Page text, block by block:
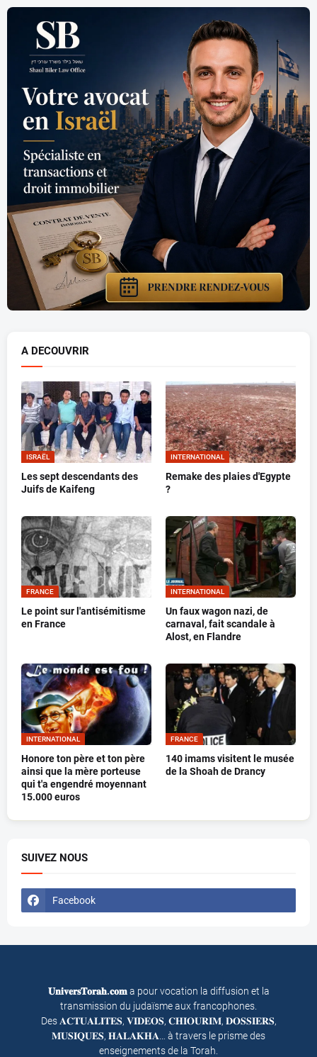
A DECOUVRIR
ISRAËL
Les sept descendants des
Juifs de Kaifeng
INTERNATIONAL
Remake des plaies d'Egypte
?
FRANCE
Le point sur l'antisémitisme
en France
INTERNATIONAL
Un faux wagon nazi, de
carnaval, fait scandale à
Alost, en Flandre
INTERNATIONAL
Honore ton père et ton père
ainsi que la mère porteuse
qui t'a engendré moyennant
15.000 euros
FRANCE
140 imams visitent le musée
de la Shoah de Drancy
SUIVEZ NOUS
Facebook
𝐔𝐧𝐢𝐯𝐞𝐫𝐬𝐓𝐨𝐫𝐚𝐡.𝐜𝐨𝐦a pour vocation la diffusion et la
transmission du judaïsme aux francophones.
Des 𝐀𝐂𝐓𝐔𝐀𝐋𝐈𝐓𝐄𝐒, 𝐕𝐈𝐃𝐄𝐎𝐒, 𝐂𝐇𝐈𝐎𝐔𝐑𝐈𝐌, 𝐃𝐎𝐒𝐒𝐈𝐄𝐑𝐒,
𝐌𝐔𝐒𝐈𝐐𝐔𝐄𝐒, 𝐇𝐀𝐋𝐀𝐊𝐇𝐀… à travers le prisme des
enseignements de la Torah.